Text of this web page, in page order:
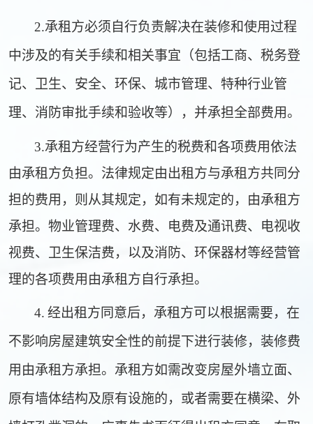
2.承租方必须自行负责解决在装修和使用过程
中涉及的有关手续和相关事宜（包括工商、税务登
记、卫生、安全、环保、城市管理、特种行业管
理、消防审批手续和验收等），并承担全部费用。
3.承租方经营行为产生的税费和各项费用依法
由承租方负担。法律规定由出租方与承租方共同分
担的费用，则从其规定，如有未规定的，由承租方
承担。物业管理费、水费、电费及通讯费、电视收
视费、卫生保洁费，以及消防、环保器材等经营管
理的各项费用由承租方自行承担。
4. 经出租方同意后，承租方可以根据需要，在
不影响房屋建筑安全性的前提下进行装修，装修费
用由承租方承担。承租方如需改变房屋外墙立面、
原有墙体结构及原有设施的，或者需要在横梁、外